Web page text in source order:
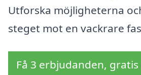
Utforska möjligheterna
steget mot en vackrare
Få 3 erbjudanden,